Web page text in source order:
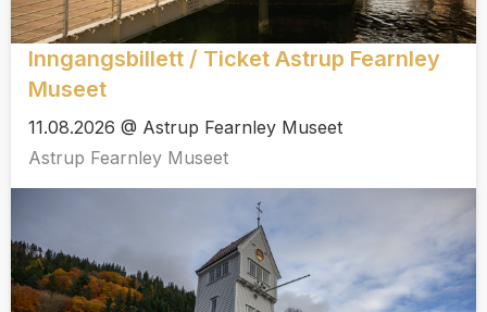
Inngangsbillett / Ticket Astrup Fearnley
Museet
11.08.2026 @ Astrup Fearnley Museet
Astrup Fearnley Museet